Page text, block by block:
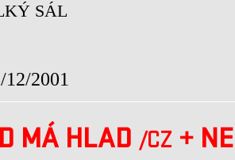
SÁL
12/2001
MÁ HLAD /CZ +